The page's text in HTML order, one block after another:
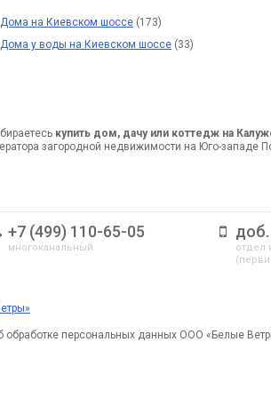
Дома на Киевском шоссе (173)
Дома у воды на Киевском шоссе (33)
купить дом, дачу или коттедж на
загородной недвижимости на Юго-западе
+7 (499) 110-65-05
многоканальный
отдел
персональных данных ООО «Белые